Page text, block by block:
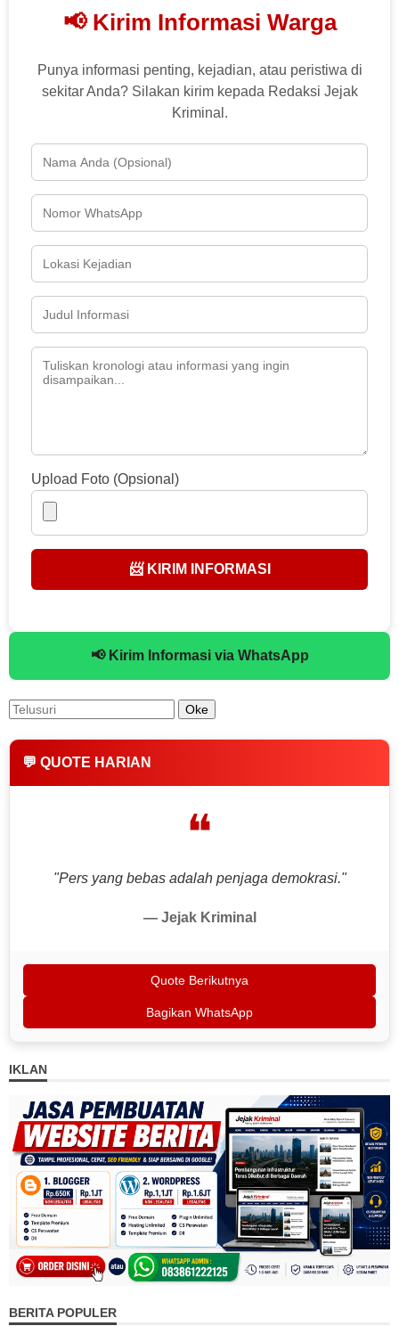
📢 Kirim Informasi Warga
Punya informasi penting, kejadian, atau peristiwa di
sekitar Anda? Silakan kirim kepada Redaksi Jejak
Kriminal.
Upload Foto (Opsional)
📨 KIRIM INFORMASI
📢 Kirim Informasi via WhatsApp
💬 QUOTE HARIAN
❝
"Pers yang bebas adalah penjaga demokrasi."
— Jejak Kriminal
Quote Berikutnya
Bagikan WhatsApp
IKLAN
BERITA POPULER